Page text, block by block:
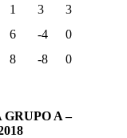
1 3
3
6 -4
0
8 -8 0
A –